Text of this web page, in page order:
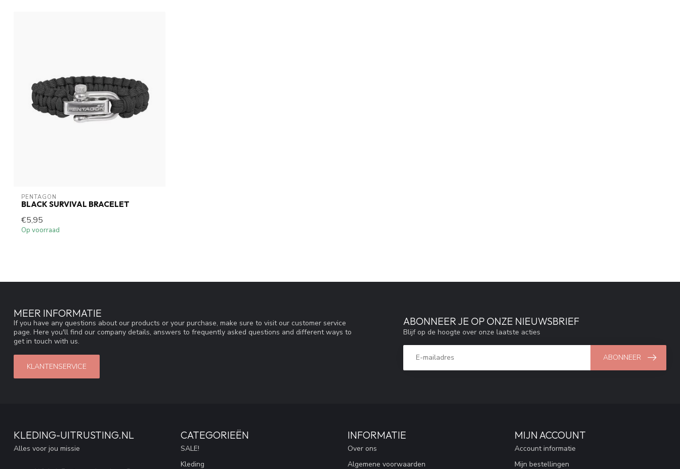
PENTAGON
BLACK SURVIVAL BRACELET
€5,95
Op voorraad
MEER INFORMATIE
If you have any questions about our products or your purchase, make sure to visit our customer service
page. Here you'll find our company details, answers to frequently asked questions and different ways to
get in touch with us.
KLANTENSERVICE
ABONNEER JE OP ONZE NIEUWSBRIEF
Blijf op de hoogte over onze laatste acties
ABONNEER
KLEDING-UITRUSTING.NL
Alles voor jou missie
CATEGORIEËN
SALE!
Kleding
INFORMATIE
Over ons
Algemene voorwaarden
MIJN ACCOUNT
Account informatie
Mijn bestellingen